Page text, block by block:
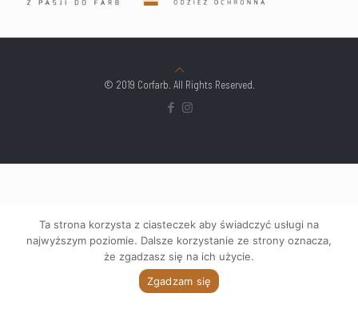
© 2019 Corfarb. All Rights Reserved.
Ta strona korzysta z ciasteczek aby świadczyć usługi na
najwyższym poziomie. Dalsze korzystanie ze strony oznacza,
że zgadzasz się na ich użycie.
Zgadzam się